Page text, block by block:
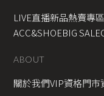
LIVE直播新品熱賣專
ACC&SHOEBIG SALE
ABOUT
關於我們VIP資格門市